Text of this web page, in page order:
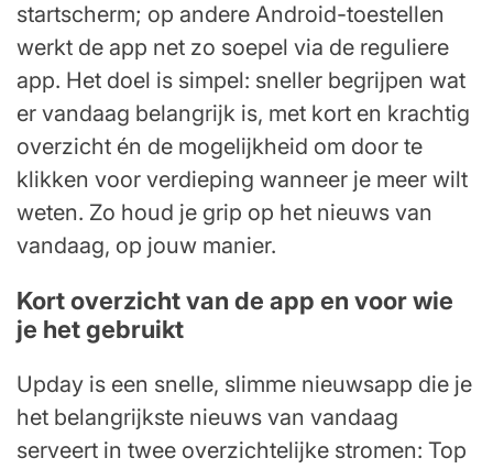
startscherm; op andere Android-toestellen
werkt de app net zo soepel via de reguliere
app. Het doel is simpel: sneller begrijpen wat
er vandaag belangrijk is, met kort en krachtig
overzicht én de mogelijkheid om door te
klikken voor verdieping wanneer je meer wilt
weten. Zo houd je grip op het nieuws van
vandaag, op jouw manier.
Kort overzicht van de app en voor wie
je het gebruikt
Upday is een snelle, slimme nieuwsapp die je
het belangrijkste nieuws van vandaag
serveert in twee overzichtelijke stromen: Top